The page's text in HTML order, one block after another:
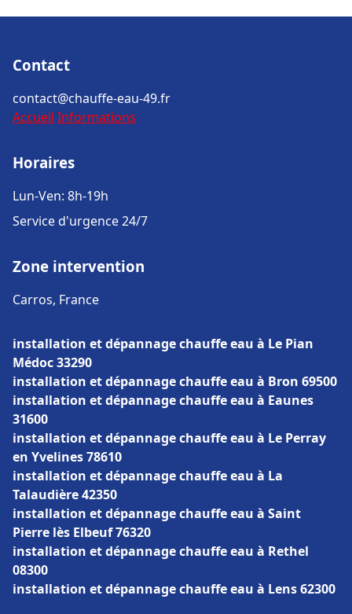
Contact
contact@chauffe-eau-49.fr
Accueil Informations
Horaires
Lun-Ven: 8h-19h
Service d'urgence 24/7
Zone intervention
Carros, France
installation et dépannage chauffe eau à Le Pian
Médoc 33290
installation et dépannage chauffe eau à Bron 69500
installation et dépannage chauffe eau à Eaunes
31600
installation et dépannage chauffe eau à Le Perray
en Yvelines 78610
installation et dépannage chauffe eau à La
Talaudière 42350
installation et dépannage chauffe eau à Saint
Pierre lès Elbeuf 76320
installation et dépannage chauffe eau à Rethel
08300
installation et dépannage chauffe eau à Lens 62300